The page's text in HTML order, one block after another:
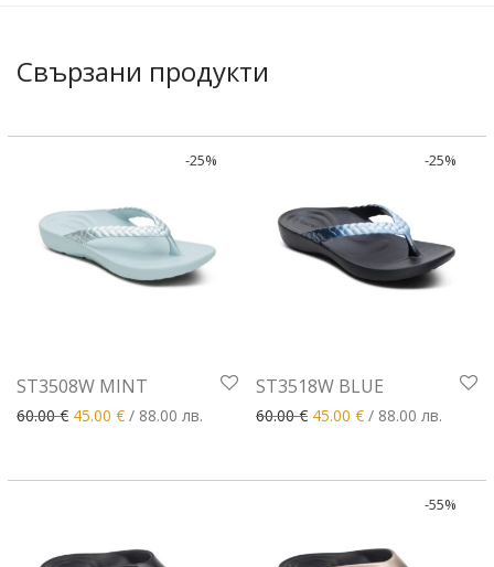
Свързани продукти
-25%
ST3508W MINT
60.00€ Original price was: 60.00 €.
45.00 €Текущата цена е: 45.00 €.
/ 88.00 лв.
-25%
ST3518W BLUE
60.00€ Original price was: 60.00
45.00 €Текущата цена
/ 88.00 лв.
-55%